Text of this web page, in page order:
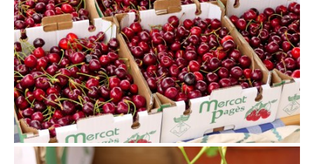
Exposició de Cireres a Sant Climent de Llobregat